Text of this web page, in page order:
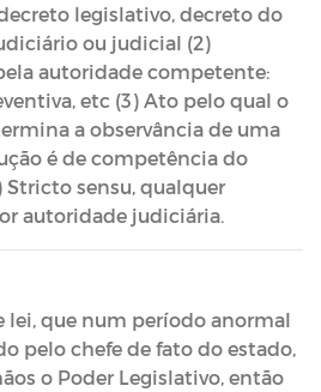
legislativo, decreto do
ou judicial (2)
autoridade competente:
etc (3) Ato pelo qual o
a observância de uma
é de competência do
Stricto sensu, qualquer
autoridade judiciária.
lei, que num período anormal
pelo chefe de fato do estado,
o Poder Legislativo, então